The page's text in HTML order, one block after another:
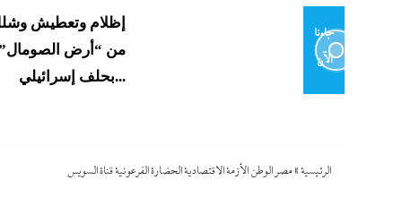
جاءنا
الآن
من “أرض
بحلف إسرائيلي...
“مستشار أممي”...
الرئيسية»مصر الوطن الأزمة الاقتصادية الحضارة الفرعونية قناة السويس